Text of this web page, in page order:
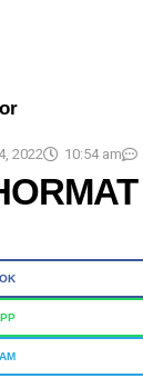
2022 10:54 am